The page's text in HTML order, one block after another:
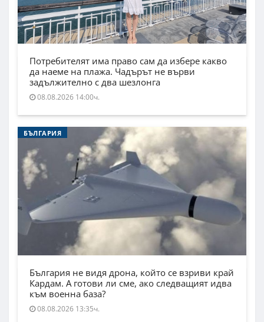
Потребителят има право сам да избере какво
да наеме на плажа. Чадърът не върви
задължително с два шезлонга
08.08.2026 14:00ч.
БЪЛГАРИЯ
България не видя дрона, който се взриви край
Кардам. А готови ли сме, ако следващият идва
към военна база?
08.08.2026 13:35ч.